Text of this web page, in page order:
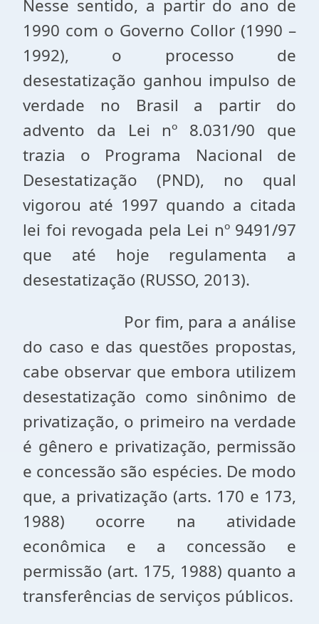
Nesse sentido, a partir do ano de
1990 com o Governo Collor (1990 –
1992), o processo de
desestatização ganhou impulso de
verdade no Brasil a partir do
advento da Lei nº 8.031/90 que
trazia o Programa Nacional de
Desestatização (PND), no qual
vigorou até 1997 quando a citada
lei foi revogada pela Lei nº 9491/97
que até hoje regulamenta a
desestatização (RUSSO, 2013).
Por fim, para a análise
do caso e das questões propostas,
cabe observar que embora utilizem
desestatização como sinônimo de
privatização, o primeiro na verdade
é gênero e privatização, permissão
e concessão são espécies. De modo
que, a privatização (arts. 170 e 173,
1988) ocorre na atividade
econômica e a concessão e
permissão (art. 175, 1988) quanto a
transferências de serviços públicos.